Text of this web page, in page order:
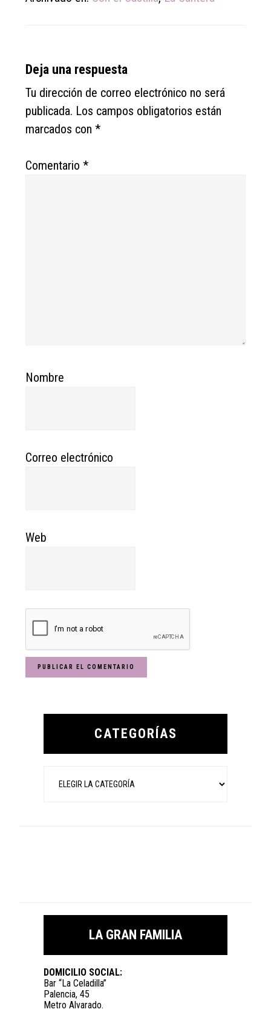
Reader
Interactions
Deja una respuesta
Tu dirección de correo electrónico no será
publicada. Los campos obligatorios están
marcados con*
Comentario*
Nombre
Correo electrónico
Web
Primary
CATEGORÍAS
LA GRAN FAMILIA
DOMICILIO SOCIAL:
Bar “La Celadilla”
Palencia, 45
Metro Alvarado.